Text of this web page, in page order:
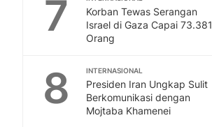
7
Korban Tewas Serangan
Israel di Gaza Capai 73.381
Orang
8 INTERNASIONAL
Presiden Iran Ungkap Sulit
Berkomunikasi dengan
Mojtaba Khamenei